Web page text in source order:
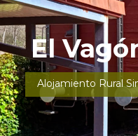
El
Alojamiento Rural